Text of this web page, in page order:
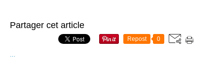
Partager cet article
Repost 0
…